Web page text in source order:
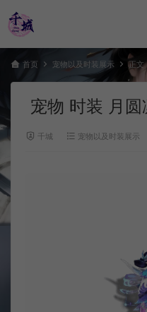
首页 宠物以及时装展示 正文
宠物 时装 月圆
千城 宠物以及时装展示